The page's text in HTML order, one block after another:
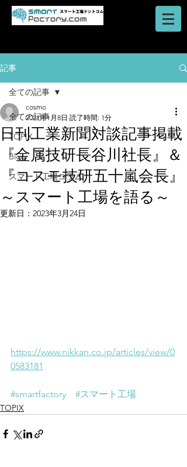
記事
全ての記事
TOPIX
Blog
スマート工場コラム
全ての記事
日刊工業新聞対談記事掲載
『金属技研長谷川社長』＆
『コスモ技研五十嵐会長』
～スマート工場を語る～
cosmo
2021年1月8日 読了時間: 1分
更新日： 2023年3月24日
https://www.nikkan.co.jp/articles/view/0
0583181
#smartfactory #スマート工場
TOPIX